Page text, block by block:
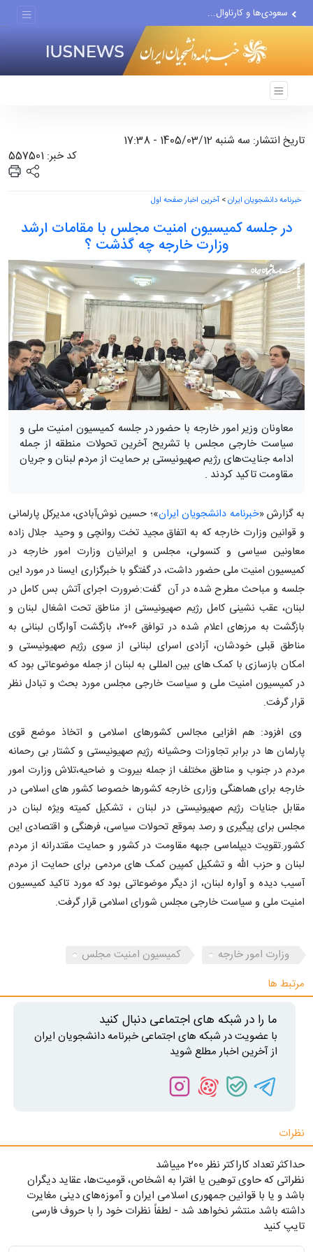
سعودی‌ها و کارناوال...
معامله با گرگِ آمریکایی،...
تاریخ انتشار: سه شنبه 1405/03/12 - 17:38
کد خبر: 557501
خبرنامه دانشجویان ایران> آخرین اخبار صفحه اول
در جلسه کمیسیون امنیت مجلس با مقامات ارشد
وزارت خارجه چه گذشت ؟
معاونان وزیر امور خارجه با حضور در جلسه کمیسیون امنیت ملی و
سیاست خارجی مجلس با تشریح آخرین تحولات منطقه از جمله
ادامه جنایت‌های رژیم صهیونیستی بر حمایت از مردم لبنان و جریان
مقاومت تاکید کردند .
به گزارش «خبرنامه دانشجویان ایران»؛ حسین نوش‌آبادی، مدیرکل پارلمانی
و قوانین وزارت خارجه که به اتفاق مجید تخت روانچی و وحید جلال زاده
معاونین سیاسی و کنسولی، مجلس و ایرانیان وزارت امور خارجه در
کمیسیون امنیت ملی حضور داشت، در گفتگو با خبرگزاری ایسنا در مورد این
جلسه و مباحث مطرح شده در آن گفت:ضرورت اجرای آتش بس کامل در
لبنان، عقب نشینی کامل رژیم صهیونیستی از مناطق تحت اشغال لبنان و
بازگشت به مرزهای اعلام شده در توافق ۲۰۰۶، بازگشت آوارگان لبنانی به
مناطق قبلی خودشان، آزادی اسرای لبنانی از سوی رژیم صهیونیستی و
امکان بازسازی با کمک های بین المللی به لبنان از جمله موضوعاتی بود که
در کمیسیون امنیت ملی و سیاست خارجی مجلس مورد بحث و تبادل نظر
قرار گرفت.
وی افزود: هم افزایی مجالس‌ کشورهای اسلامی و اتخاذ موضع قوی
پارلمان ها در برابر تجاوزات وحشیانه رژیم صهیونیستی و کشتار بی رحمانه
مردم در جنوب و مناطق مختلف از جمله بیروت و ضاحیه،تلاش وزارت امور
خارجه برای هماهنگی وزاری خارجه کشورها خصوصا کشور های اسلامی در
مقابل جنایات رژیم صهیونیستی در لبنان ، تشکیل کمیته ویژه لبنان در
مجلس برای پیگیری و رصد بموقع تحولات سیاسی، فرهنگی و اقتصادی این
کشور.تقویت دیپلماسی جبهه مقاومت در کشور و حمایت مقتدرانه از مردم
لبنان و حزب الله و تشکیل کمپین کمک های مردمی برای حمایت از مردم
آسیب دیده و آواره لبنان، از دیگر موضوعاتی بود که مورد تاکید کمیسیون
امنیت ملی و سیاست خارجی مجلس شورای اسلامی قرار گرفت.
وزارت امور خارجه
کمیسیون امنیت مجلس
مرتبط ها
ما را در شبکه های اجتماعی دنبال کنید
با عضویت در شبکه های اجتماعی خبرنامه دانشجویان ایران
از آخرین اخبار مطلع شوید
نظرات
حداکثر تعداد کاراکتر نظر 200 ميياشد
نظراتی که حاوی توهین یا افترا به اشخاص، قومیت‌ها، عقاید دیگران
باشد و یا با قوانین جمهوری اسلامی ایران و آموزه‌های دینی مغایرت
داشته باشد منتشر نخواهد شد - لطفاً نظرات خود را با حروف فارسی
تایپ کنید